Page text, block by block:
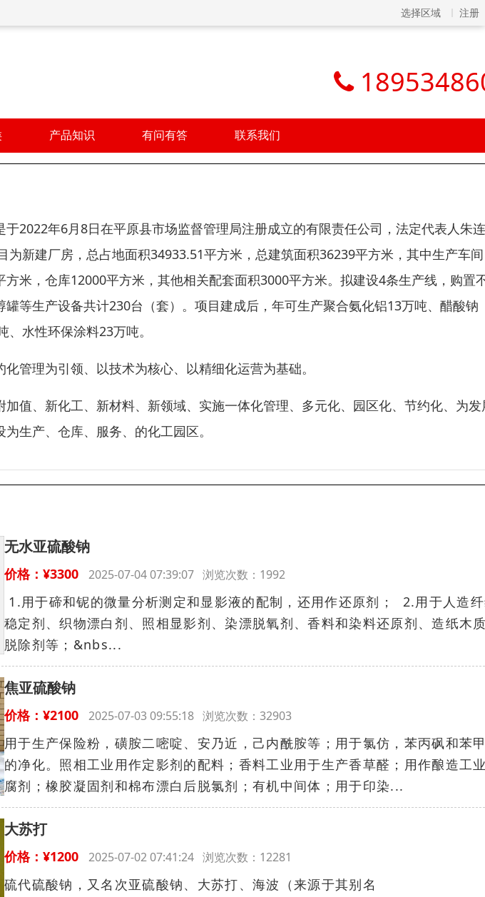
选择区域 注册
产品知识 有问有答 联系我们
2022年6月8日在平原县市场监督管理局注册成立的有限责任公司，法定代表人朱
为新建厂房，总占地面积34933.51平方米，总建筑面积36239平方米，其中生产车间
米，仓库12000平方米，其他相关配套面积3000平方米。拟建设4条生产线，购置
等生产设备共计230台（套）。项目建成后，年可生产聚合氨化铝13万吨、醋酸钠
水性环保涂料23万吨。
管理为引领、以技术为核心、以精细化运营为基础。
值、新化工、新材料、新领域、实施一体化管理、多元化、园区化、节约化、为发
生产、仓库、服务、的化工园区。
无水亚硫酸钠
价格：¥3300 2025-07-04 07:39:07 浏览次数：1992
1.用于碲和铌的微量分析测定和显影液的配制，还用作还原剂； 2.用于人造
稳定剂、织物漂白剂、照相显影剂、染漂脱氧剂、香料和染料还原剂、造纸木
脱除剂等；&nbs...
焦亚硫酸钠
价格：¥2100 2025-07-03 09:55:18 浏览次数：32903
用于生产保险粉，磺胺二嘧啶、安乃近，己内酰胺等；用于氯仿，苯丙砜和苯
的净化。照相工业用作定影剂的配料；香料工业用于生产香草醛；用作酿造工
腐剂；橡胶凝固剂和棉布漂白后脱氯剂；有机中间体；用于印染...
大苏打
价格：¥1200 2025-07-02 07:41:24 浏览次数：12281
硫代硫酸钠，又名次亚硫酸钠、大苏打、海波（来源于其别名